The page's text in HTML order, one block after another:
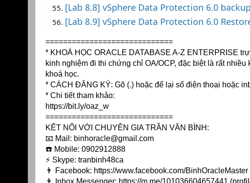
[Lab 8.8] vSphere Data Protection 6.0
[Lab 8.9] vSphere Data Protection 6.0
=============================
* KHOÁ HỌC ORACLE DATABASE A-Z ENTERPRISE
kinh nghiệm đi thi chứng chỉ OA/OCP, đặc biệt là rất
khoá học.
* CÁCH ĐĂNG KÝ: Gõ (.) hoặc để lại số điện thoại hoặc
* Chi tiết tham khảo:
https://bit.ly/oaz_w
=============================
KẾT NỐI VỚI CHUYÊN GIA TRẦN VĂN BÌNH:
📧 Mail: binhoracle@gmail.com
☎️ Mobile: 0902912888
⚡️ Skype: tranbinh48ca
👨 Facebook: https://www.facebook.com/BinhOracleMaster